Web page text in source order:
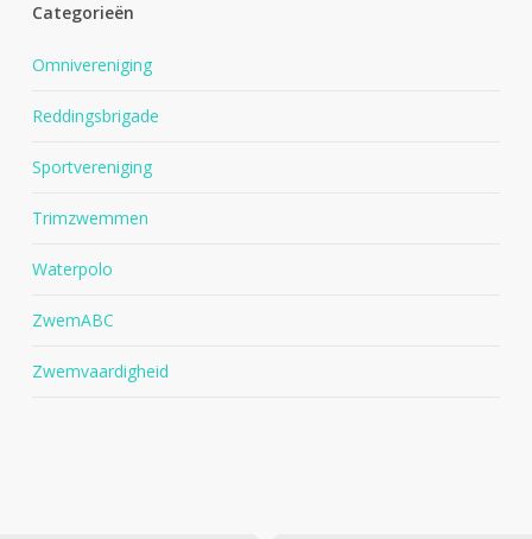
Categorieën
Omnivereniging
Reddingsbrigade
Sportvereniging
Trimzwemmen
Waterpolo
ZwemABC
Zwemvaardigheid